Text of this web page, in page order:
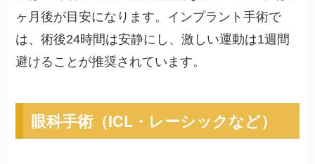
ヶ月後が目安になります。インプラント手術で
は、術後24時間は安静にし、激しい運動は1週間
避けることが推奨されています。
眼科手術（ICL・レーシックなど）